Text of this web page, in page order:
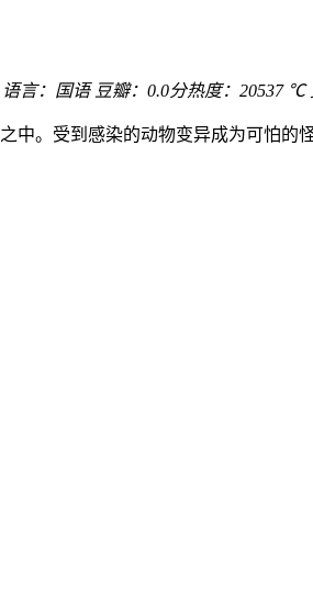
语言： 国语 豆瓣：0.0分热度：20537 ℃
中。受到感染的动物变异成为可怕